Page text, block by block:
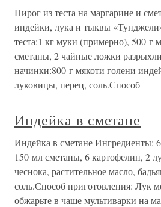
Пирог из теста на маргарине и
индейки, лука и тыквы
теста:1 кг муки (примерно), 500 г
сметаны, 2 чайные ложки
начинки:800 г мякоти голени
луковицы, перец, соль.Способ
Индейка в сметане
Индейка в сметане Ингредиенты:
150 мл сметаны, 6 картофелин, 2
чеснока, растительное масло,
соль.Способ приготовления: Лук
обжарьте в чаше мультиварки на